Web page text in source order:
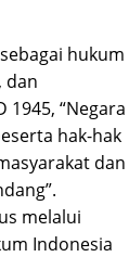
hukum
dan
“Negara
hak-hak
dan
melalui
Indonesia